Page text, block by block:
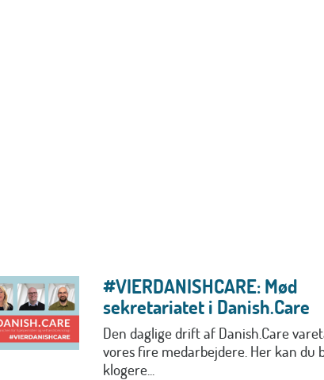
#VIERDANISHCARE: Mød
sekretariatet i Danish.Care
Den daglige drift af Danish.Care
vores fire medarbejdere. Her kan du
klogere...